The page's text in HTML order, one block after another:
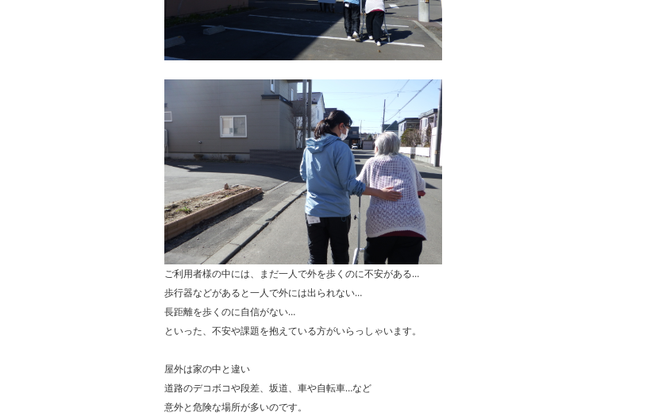
ご利用者様の中には、まだ一人で外を歩くのに不安がある…
歩行器などがあると一人で外には出られない…
長距離を歩くのに自信がない…
といった、不安や課題を抱えている方がいらっしゃいます。
屋外は家の中と違い
道路のデコボコや段差、坂道、車や自転車…など
意外と危険な場所が多いのです。